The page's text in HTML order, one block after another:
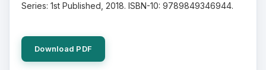
Series: 1st Published, 2018. ISBN-10: 9789849346944.
Download PDF